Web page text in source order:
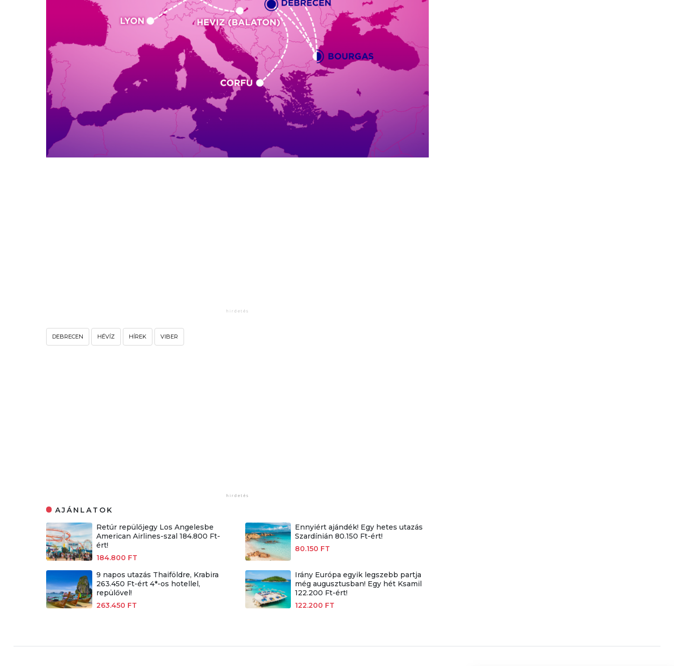
DEBRECEN HÉVÍZ HÍREK VIBER
AJÁNLATOK
Retúr repülőjegy Los Angelesbe
American Airlines-szal 184.800 Ft-
ért!
184.800 FT
Ennyiért ajándék! Egy hetes utazás
Szardínián 80.150 Ft-ért!
80.150 FT
9 napos utazás Thaiföldre, Krabira
263.450 Ft-ért 4*-os hotellel,
repülővel!
263.450 FT
Irány Európa egyik legszebb partja
még augusztusban! Egy hét Ksamil
122.200 Ft-ért!
122.200 FT